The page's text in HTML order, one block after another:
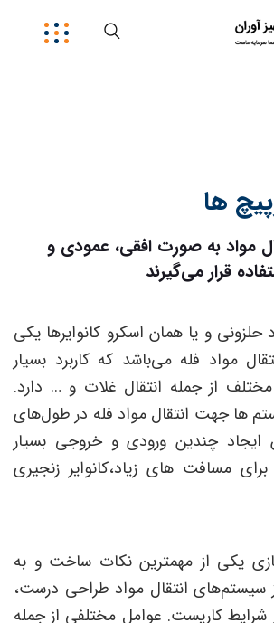
ها
مواد به صورت افقی، عمودی و
قرار می‌گیرند
حلزونی و یا همان اسکرو کانوایرها یکی
مواد فله می‌باشد که کاربرد بسیار
از جمله انتقال غلات و … دارد.
ها جهت انتقال مواد فله در طول‌های
ایجاد چندین ورودی و خروجی بسیار
مسافت‌ های زیاد،کانوایر زنجیری
یکی از مهمترین نکات ساخت و به
سیستم‌های انتقال مواد طراحی درست،
کاریست. عوامل مختلفی از جمله